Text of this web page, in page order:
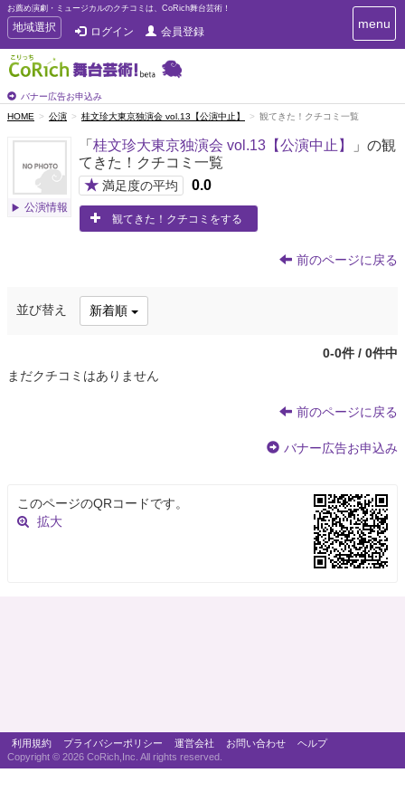
お薦め演劇・ミュージカルのクチコミは、CoRich舞台芸術！
T
o
g
g
e
n
a
t
地域選択 ログイン 会員登録
バナー広告お申込み
T
o
e
a
i
menu
HOME 公演 桂文珍大東京独演会 vol.13【公演中止】 観てきた！クチコミ一覧
公演情報
「 桂文珍大東京独演会 vol.13【公演中止】
」の観
てきた！クチコミ一覧
★ 満足度の平均 0.0
観てきた！クチコミをする
前のページに戻る
並び替え 新着順
0-0件 / 0件中
まだクチコミはありません
前のページに戻る
バナー広告お申込み
このページのQRコードです。
拡大
利用規約 プライバシーポリシー 運営会社 お問い合わせ
ヘルプ
Copyright © 2026 CoRich,Inc. All rights reserved.